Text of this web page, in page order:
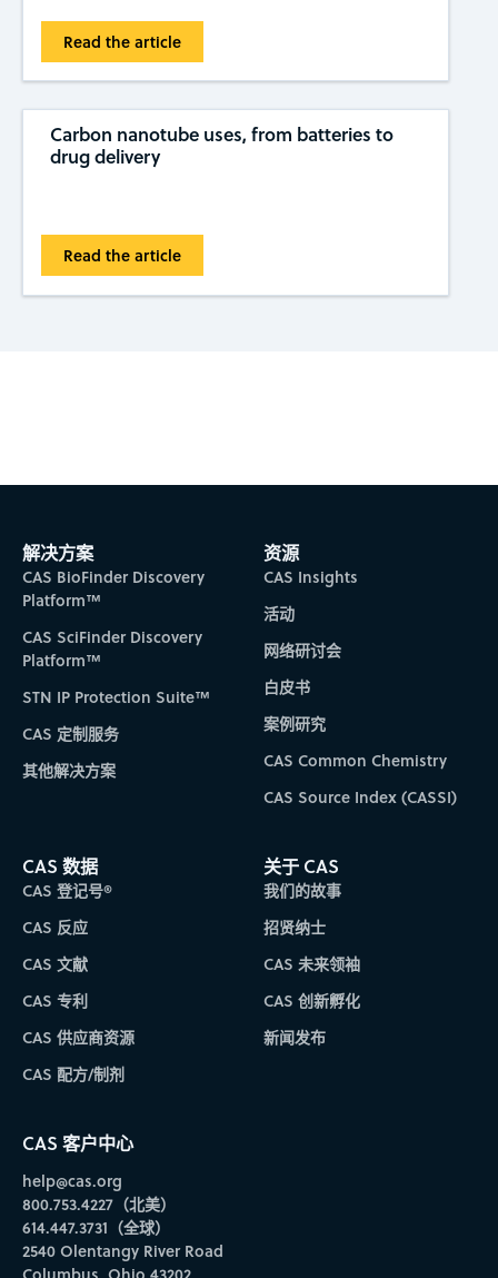
Read the article
Carbon nanotube uses, from batteries to
drug delivery
Read the article
Subscribe to CAS Insights
解决方案
CAS BioFinder Discovery
Platform™
CAS SciFinder Discovery
Platform™
STN IP Protection Suite™
CAS 定制服务
其他解决方案
资源
CAS Insights
活动
网络研讨会
白皮书
案例研究
CAS Common Chemistry
CAS Source Index (CASSI)
CAS 数据
CAS 登记号®
CAS 反应
CAS 文献
CAS 专利
CAS 供应商资源
CAS 配方/制剂
关于 CAS
我们的故事
招贤纳士
CAS 未来领袖
CAS 创新孵化
新闻发布
CAS 客户中心
help@cas.org
800.753.4227（北美）
614.447.3731（全球）
2540 Olentangy River Road